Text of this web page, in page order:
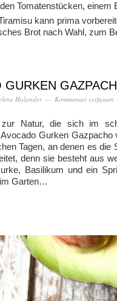
Tomatenstücken, einem
kann prima
Brot nach Wahl, zum
GURKEN
Holunder Kommentar verfassen
Natur, die sich im
Gurken
Tagen, an denen es
denn sie besteht aus
Basilikum und ein
Garten…